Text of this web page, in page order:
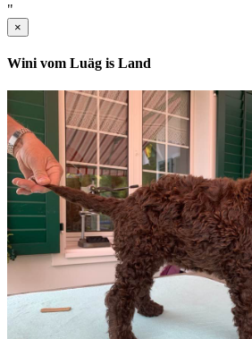
"
×
Wini vom Luäg is Land